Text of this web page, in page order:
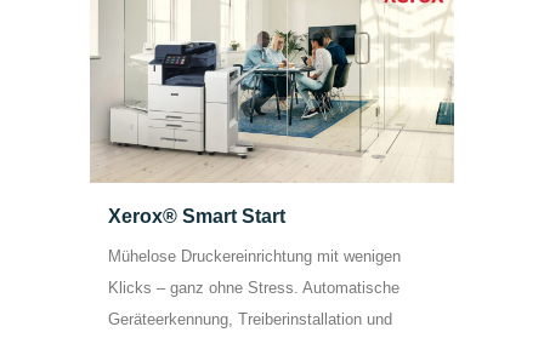
Xerox® Smart Start
Mühelose Druckereinrichtung mit wenigen
Klicks – ganz ohne Stress. Automatische
Geräteerkennung, Treiberinstallation und